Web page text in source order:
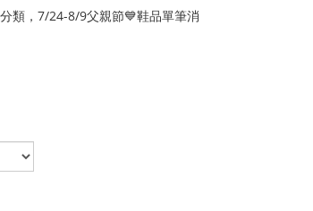
類，7/24-8/9父親節💙鞋品單筆消